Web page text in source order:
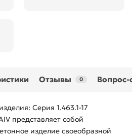
Отзывы 0 Вопрос-
Серия 1.463.1-17
представляет собой
изделие своеобразной